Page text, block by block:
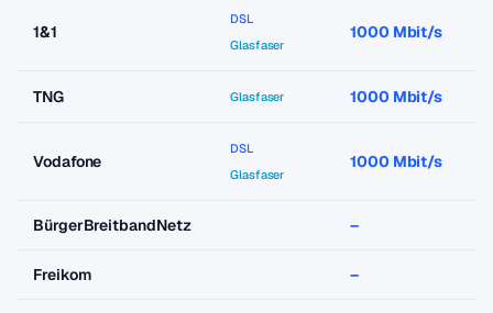
1&1
DSL
Glasfaser
1000 Mbit/s
TNG Glasfaser 1000 Mbit/s
Vodafone
DSL
Glasfaser
1000 Mbit/s
BürgerBreitbandNetz –
Freikom –